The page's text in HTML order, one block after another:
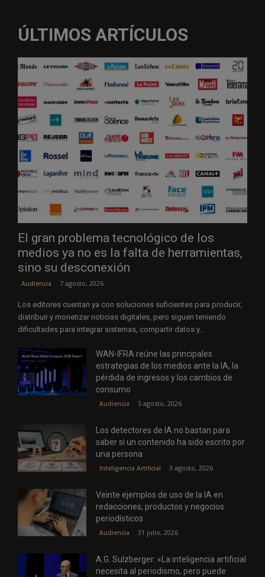
ÚLTIMOS ARTÍCULOS
El gran problema tecnológico de los
medios ya no es la falta de herramientas,
sino su desconexión
Audiencia 7 agosto, 2026
Los editores cuentan ya con soluciones suficientes para producir,
distribuir y monetizar noticias digitales, pero siguen teniendo
dificultades para integrar sistemas, compartir datos y...
WAN-IFRA reúne las principales
estrategias de los medios ante la IA, la
pérdida de ingresos y los cambios de
consumo
Audiencia 5 agosto, 2026
Los detectores de IA no bastan para
saber si un contenido ha sido escrito por
una persona
Inteligencia Artificial 3 agosto, 2026
Veinte ejemplos de uso de la IA en
redacciones, productos y negocios
periodísticos
Audiencia 31 julio, 2026
A.G. Sulzberger: «La inteligencia artificial
necesita al periodismo, pero puede